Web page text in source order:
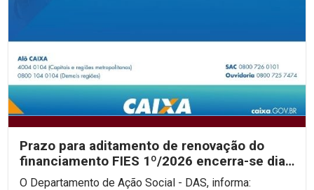
Prazo para aditamento de renovação do
financiamento FIES 1º/2026 encerra-se dia
31/05
O Departamento de Ação Social - DAS, informa: